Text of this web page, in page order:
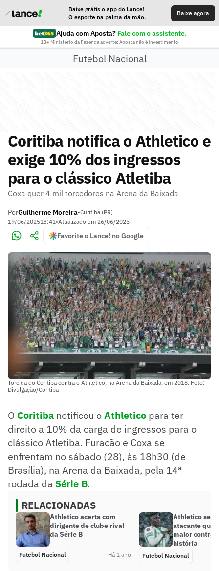
Baixe grátis o app do Lance!
O esporte na palma da mão.
Baixe agora
Ajuda com Aposta? Fale com o assistente.
18+ Ministério da Fazenda adverte: Aposta não é investimento
Futebol Nacional
Coritiba notifica o Athletico e
exige 10% dos ingressos
para o clássico Atletiba
Coxa quer 4 mil torcedores na Arena da Baixada
PorGuilherme Moreira•Curitiba (PR)
19/06/202513:41•Atualizado em 26/06/2025
Favorite o Lance! no Google
Torcida do Coritiba contra o Athletico, na Arena da Baixada, em 2018. Foto:
Divulgação/Coritiba
O Coritiba notificou oAthletico para ter
direito a 10% da carga de ingressos para o
clássico Atletiba. Furacão e Coxa se
enfrentam no sábado (28), às 18h30 (de
Brasília), na Arena da Baixada, pela 14ª
rodada da Série B.
RELACIONADAS
Athletico acerta com
dirigente de clube rival
da Série B
Futebol Nacional Há 1 ano
Athletico se
atacante que
maior
história
Futebol Nacional